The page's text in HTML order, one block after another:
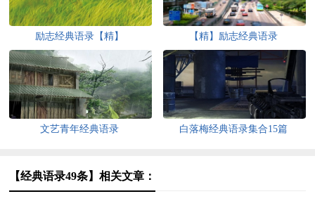
励志经典语录【精】 【精】励志经典语录
文艺青年经典语录 白落梅经典语录集合15篇
【经典语录49条】相关文章：